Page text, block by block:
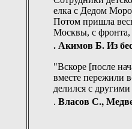
елка с Дедом
Потом пришла
Москвы, с фронта,
. Акимов Б. Из
"Вскоре [после
вместе пережили
делился с
. Власов С.,